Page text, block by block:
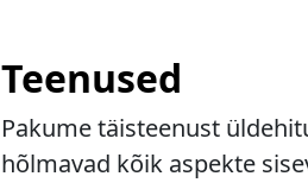
Teenused
Pakume täisteenust
hõlmavad kõik aspekte